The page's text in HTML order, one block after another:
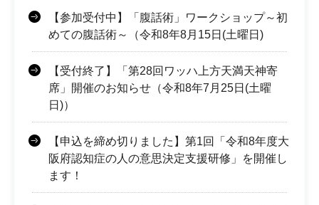
【参加受付中】「腹話術」ワークショップ～初
めての腹話術～（令和8年8月15日(土曜日)
【受付終了】「第28回ワッハ上方天満天神寄
席」開催のお知らせ（令和8年7月25日(土曜
日)）
【申込を締め切りました】第1回「令和8年度大
阪府認知症の人の意思決定支援研修」を開催し
ます！